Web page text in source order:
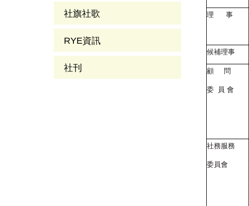
社旗社歌
RYE資訊
社刊
理 事
候補理事
顧 問
委 員 會
社務服務
委員會